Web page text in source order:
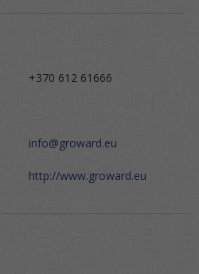
+370 612 61666
info@groward.eu
http://www.groward.eu